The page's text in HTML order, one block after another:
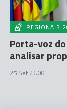
REGIONAIS
Porta-voz
analisar
25 Set 23:08